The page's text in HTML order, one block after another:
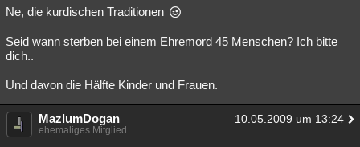
Ne, die kurdischen Traditionen
Seid wann sterben bei einem Ehremord 45 Menschen? Ich bitte
dich..
Und davon die Hälfte Kinder und Frauen.
MazlumDogan 10.05.2009 um 13:24
ehemaliges Mitglied